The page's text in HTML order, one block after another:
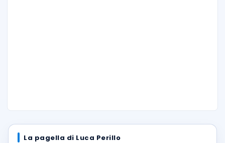
La pagella di Luca Perillo